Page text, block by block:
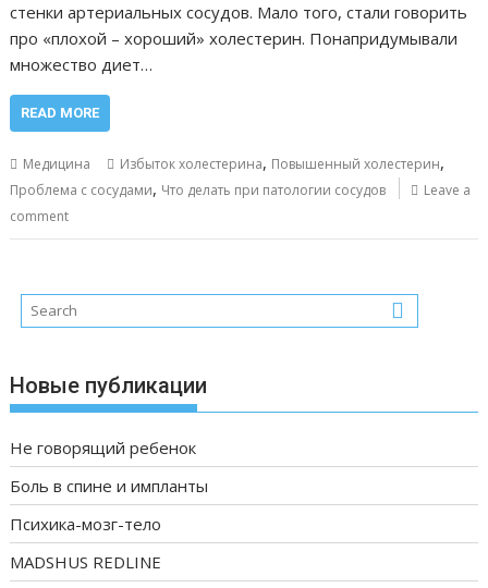
стенки артериальных сосудов. Мало того, стали говорить
про «плохой – хороший» холестерин. Понапридумывали
множество диет…
READ MORE
Медицина Избыток холестерина, Повышенный холестерин,
Проблема с сосудами, Что делать при патологии сосудов
Leave a
comment
Новые публикации
Не говорящий ребенок
Боль в спине и импланты
Психика-мозг-тело
MADSHUS REDLINE